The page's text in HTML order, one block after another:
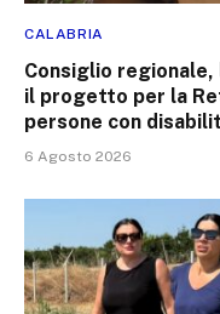
CALABRIA
Consiglio regionale,
il progetto per la
persone con
6 Agosto 2026